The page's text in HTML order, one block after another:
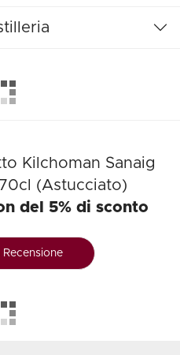
Kilchoman Sanaig
(Astucciato)
del 5% di sconto
Recensione